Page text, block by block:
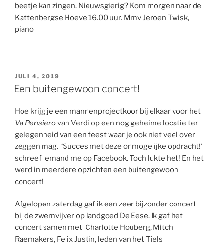
beetje kan zingen. Nieuwsgierig? Kom morgen naar de
Kattenbergse Hoeve 16.00 uur. Mmv Jeroen Twisk,
piano
GEPLAATST
OP
JULI 4, 2019
Een buitengewoon concert!
Hoe krijg je een mannenprojectkoor bij elkaar voor het
Va Pensierovan Verdi op een nog geheime locatie ter
gelegenheid van een feest waar je ook niet veel over
zeggen mag. ‘Succes met deze onmogelijke opdracht!’
schreef iemand me op Facebook. Toch lukte het! En het
werd in meerdere opzichten een buitengewoon
concert!
Afgelopen zaterdag gaf ik een zeer bijzonder concert
bij de zwemvijver op landgoed De Eese. Ik gaf het
concert samen met Charlotte Houberg, Mitch
Raemakers, Felix Justin, leden van het Tiels